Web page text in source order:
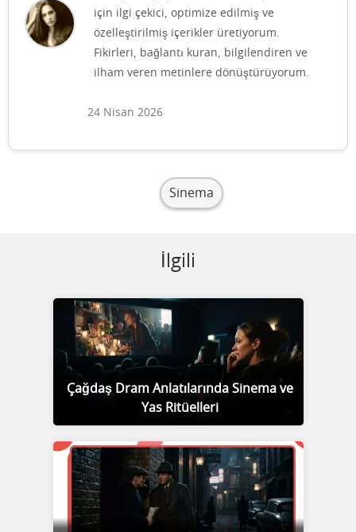
için ilgi çekici, optimize edilmiş ve
özelleştirilmiş içerikler üretiyorum.
Fikirleri, bağlantı kuran, bilgilendiren ve
ilham veren metinlere dönüştürüyorum.
24 Nisan 2026
Sinema
İlgili
Çağdaş Dram Anlatılarında Sinema ve
Yas Ritüelleri